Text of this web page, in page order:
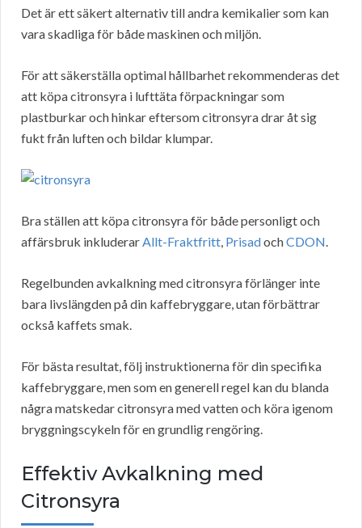
Det är ett säkert alternativ till andra kemikalier som kan
vara skadliga för både maskinen och miljön.
För att säkerställa optimal hållbarhet rekommenderas det
att köpa citronsyra i lufttäta förpackningar som
plastburkar och hinkar eftersom citronsyra drar åt sig
fukt från luften och bildar klumpar.
Bra ställen att köpa citronsyra för både personligt och
affärsbruk inkluderarAllt-Fraktfritt, PrisadochCDON.
Regelbunden avkalkning med citronsyra förlänger inte
bara livslängden på din kaffebryggare, utan förbättrar
också kaffets smak.
För bästa resultat, följ instruktionerna för din specifika
kaffebryggare, men som en generell regel kan du blanda
några matskedar citronsyra med vatten och köra igenom
bryggningscykeln för en grundlig rengöring.
Effektiv Avkalkning med
Citronsyra